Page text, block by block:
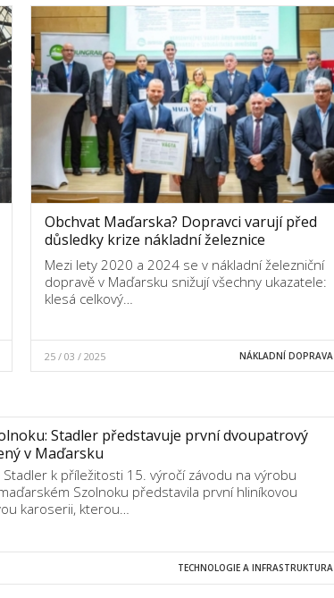
Obchvat Maďarska? Dopravci varují před
důsledky krize nákladní železnice
Mezi lety 2020 a 2024 se v nákladní železniční
dopravě v Maďarsku snižují všechny ukazatele:
klesá celkový…
25 / 03 / 2025 NÁKLADNÍ DOPRAVA
Stadler představuje první dvoupatrový
v Maďarsku
k příležitosti 15. výročí závodu na výrobu
Szolnoku představila první hliníkovou
karoserii, kterou…
TECHNOLOGIE A INFRASTRUKTURA